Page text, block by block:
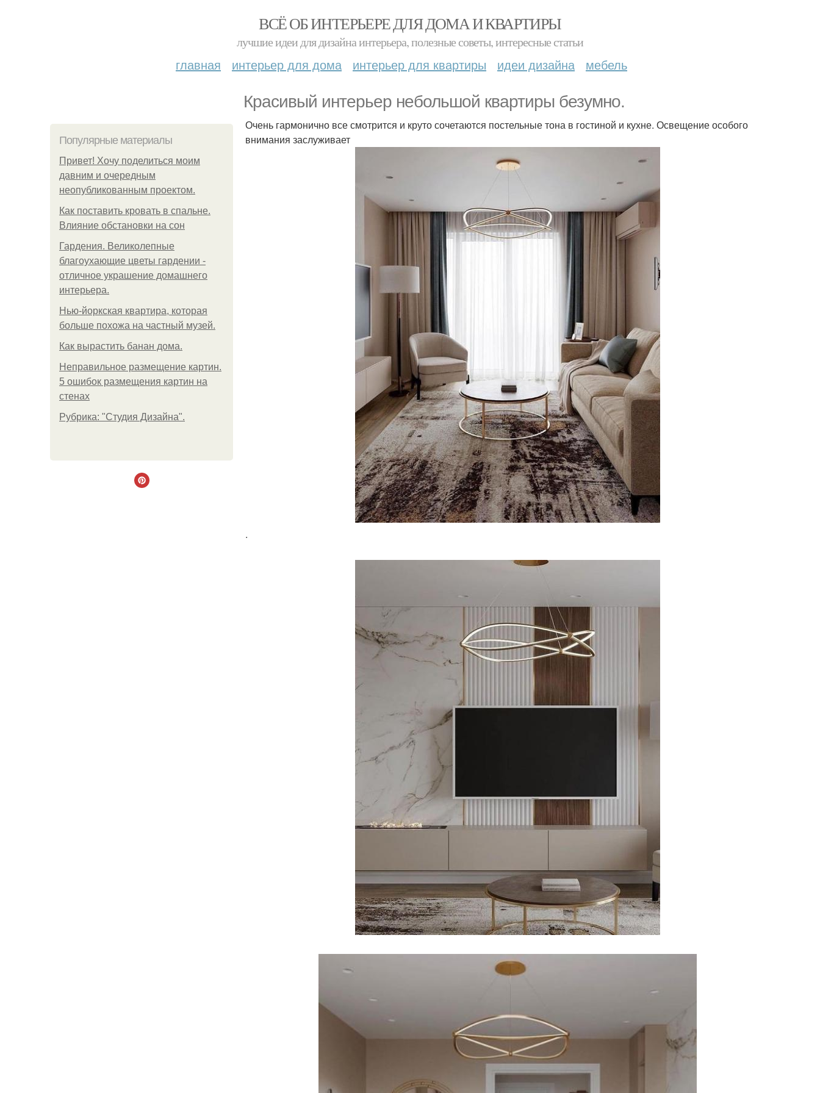
ВСЁ ОБ ИНТЕРЬЕРЕ ДЛЯ ДОМА И КВАРТИРЫ
лучшие идеи для дизайна интерьера, полезные советы, интересные статьи
главная интерьер для дома интерьер для квартиры идеи дизайна мебель
Красивый интерьер небольшой квартиры безумно.
Популярные материалы
Привет! Хочу поделиться моим
давним и очередным
неопубликованным проектом.
Как поставить кровать в спальне.
Влияние обстановки на сон
Гардения. Великолепные
благоухающие цветы гардении -
отличное украшение домашнего
интерьера.
Нью-йоркская квартира, которая
больше похожа на частный музей.
Как вырастить банан дома.
Неправильное размещение картин.
5 ошибок размещения картин на
стенах
Рубрика: "Студия Дизайна".
Очень гармонично все смотрится и круто сочетаются постельные тона в гостиной и кухне. Освещение особого
внимания заслуживает
.